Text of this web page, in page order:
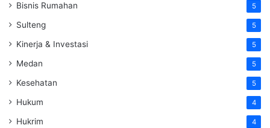
Bisnis Rumahan 5
Sulteng 5
Kinerja & Investasi 5
Medan 5
Kesehatan 5
Hukum 4
Hukrim 4